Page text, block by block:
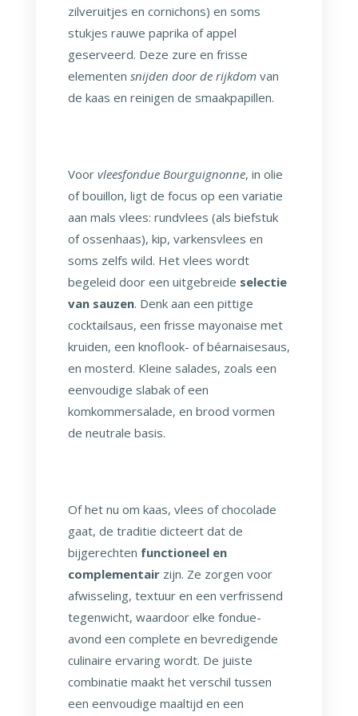
zilveruitjes en cornichons) en soms
stukjes rauwe paprika of appel
geserveerd. Deze zure en frisse
elementen snijden door de rijkdomvan
de kaas en reinigen de smaakpapillen.
Voor vleesfondue Bourguignonne, in olie
of bouillon, ligt de focus op een variatie
aan mals vlees: rundvlees (als biefstuk
of ossenhaas), kip, varkensvlees en
soms zelfs wild. Het vlees wordt
begeleid door een uitgebreide selectie
van sauzen. Denk aan een pittige
cocktailsaus, een frisse mayonaise met
kruiden, een knoflook- of béarnaisesaus,
en mosterd. Kleine salades, zoals een
eenvoudige slabak of een
komkommersalade, en brood vormen
de neutrale basis.
Of het nu om kaas, vlees of chocolade
gaat, de traditie dicteert dat de
bijgerechten functioneel en
complementairzijn. Ze zorgen voor
afwisseling, textuur en een verfrissend
tegenwicht, waardoor elke fondue-
avond een complete en bevredigende
culinaire ervaring wordt. De juiste
combinatie maakt het verschil tussen
een eenvoudige maaltijd en een